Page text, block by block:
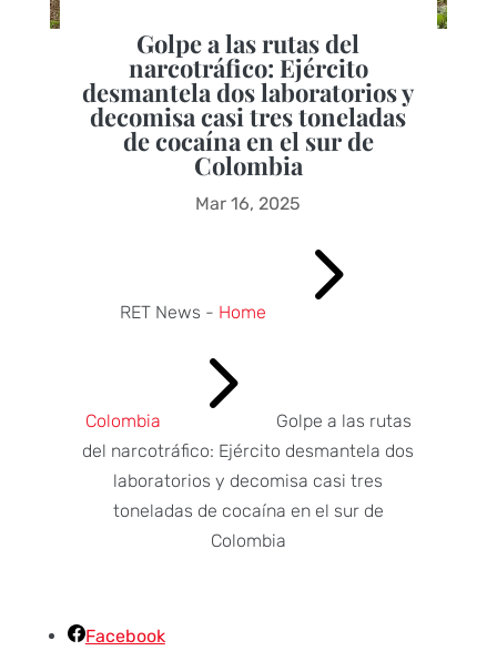
Golpe a las rutas del
narcotráfico: Ejército
desmantela dos laboratorios y
decomisa casi tres toneladas
de cocaína en el sur de
Colombia
Mar 16, 2025
RET News - Home 5
Colombia 5
Golpe a las rutas
del narcotráfico: Ejército desmantela dos
laboratorios y decomisa casi tres
toneladas de cocaína en el sur de
Colombia
Facebook